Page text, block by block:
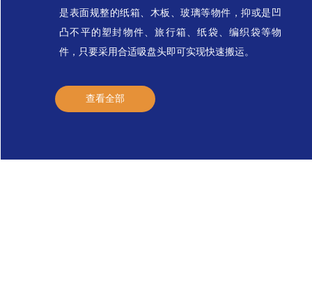
查看全部
是表面规整的纸箱、木板、玻璃等物件，抑或是凹
凸不平的塑封物件、旅行箱、纸袋、编织袋等物
件，只要采用合适吸盘头即可实现快速搬运。